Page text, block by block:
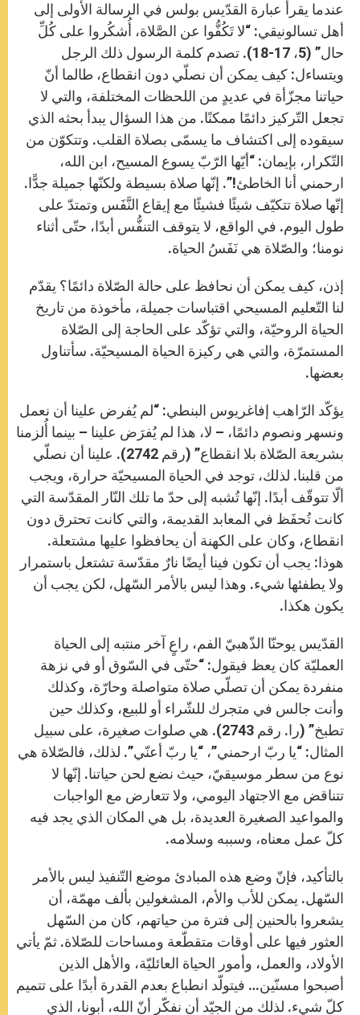
عندما يقرأ عبارة القدّيس بولس في الرسالة الأولى إلى
أهل تسالونيقي: “لا تَكُفُّوا عن الصَّلاة، أُشكُروا على كُلِّ
حال” (5، 17-18). تصدم كلمة الرسول ذلك الرجل
ويتساءل: كيف يمكن أن نصلّي دون انقطاع، طالما أنّ
حياتنا مجزّأة في عديدٍ من اللحظات المختلفة، والتي لا
تجعل التّركيز دائمًا ممكنًا. من هذا السؤال يبدأ بحثه الذي
سيقوده إلى اكتشاف ما يسمّى بصلاة القلب. وتتكوّن من
التّكرار، بإيمان: “أيّها الرّبّ يسوع المسيح، ابن الله،
ارحمني أنا الخاطئ!”. إنّها صلاة بسيطة ولكنّها جميلة جدًّا.
إنّها صلاة تتكيّف شيئًا فشيئًا مع إيقاع النَّفَس وتمتدّ على
طول اليوم. في الواقع، لا يتوقف التنفُّس أبدًا، حتّى أثناء
نومنا؛ والصّلاة هي نَفَسُ الحياة.
إذن، كيف يمكن أن نحافظ على حالة الصّلاة دائمًا؟ يقدّم
لنا التّعليم المسيحي اقتباسات جميلة، مأخوذة من تاريخ
الحياة الروحيّة، والتي تؤكّد على الحاجة إلى الصّلاة
المستمرّة، والتي هي ركيزة الحياة المسيحيّة. سأتناول
بعضها.
يؤكّد الرّاهب إفاغريوس البنطي: “لم يُفرض علينا أن نعمل
ونسهر ونصوم دائمًا، – لا، هذا لم يُفرَض علينا – بينما أُلزمنا
بشريعة الصّلاة بلا انقطاع” (رقم 2742). علينا أن نصلّي
من قلبنا. لذلك، توجد في الحياة المسيحيّة حرارة، ويجب
ألّا تتوقّف أبدًا. إنّها تُشبه إلى حدّ ما تلك النّار المقدّسة التي
كانت تُحفَظ في المعابد القديمة، والتي كانت تحترق دون
انقطاع، وكان على الكهنة أن يحافظوا عليها مشتعلة.
هوذا: يجب أن تكون فينا أيضًا نارٌ مقدّسة تشتعل باستمرار
ولا يطفئها شيء. وهذا ليس بالأمر السّهل، لكن يجب أن
يكون هكذا.
القدّيس يوحنّا الذّهبيّ الفم، راعٍ آخر منتبه إلى الحياة
العمليّة كان يعظ فيقول: “حتّى في السّوق أو في نزهة
منفردة يمكن أن تصلّي صلاة متواصلة وحارّة، وكذلك
وأنت جالس في متجرك للشّراء أو للبيع، وكذلك حين
تطبخ” (را. رقم 2743). هي صلوات صغيرة، على سبيل
المثال: “يا ربّ ارحمني”، “يا ربّ أعنّي”. لذلك، فالصّلاة هي
نوع من سطر موسيقيّ، حيث نضع لحن حياتنا. إنّها لا
تتناقض مع الاجتهاد اليومي، ولا تتعارض مع الواجبات
والمواعيد الصغيرة العديدة، بل هي المكان الذي يجد فيه
كلّ عمل معناه، وسببه وسلامه.
بالتأكيد، فإنّ وضع هذه المبادئ موضع التّنفيذ ليس بالأمر
السّهل. يمكن للأب والأم، المشغولين بألف مهمّة، أن
يشعروا بالحنين إلى فترة من حياتهم، كان من السّهل
العثور فيها على أوقات متقطّعة ومساحات للصّلاة. ثمّ يأتي
الأولاد، والعمل، وأمور الحياة العائليّة، والأهل الذين
أصبحوا مسنّين… فيتولّد انطباع بعدم القدرة أبدًا على تتميم
كلّ شيء. لذلك من الجيّد أن نفكّر أنّ الله، أبونا، الذي